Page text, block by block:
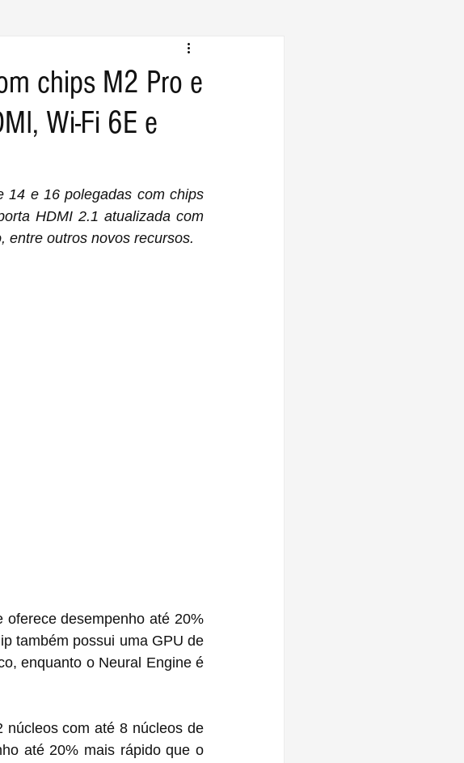
chips M2 Pro e
Wi-Fi 6E e
14 e 16 polegadas com chips
HDMI 2.1 atualizada com
entre outros novos recursos.
desempenho até 20%
também possui uma GPU de
enquanto o Neural Engine é
com até 8 núcleos de
até 20% mais rápido que o